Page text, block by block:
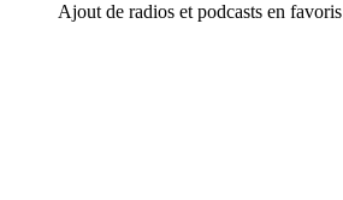
Ajout de radios et podcasts en favoris